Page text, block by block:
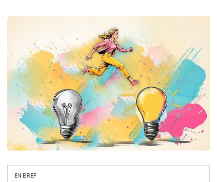
EN BREF